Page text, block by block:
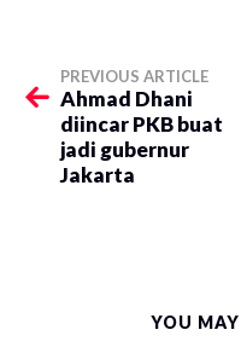
PREVIOUS ARTICLE
Ahmad Dhani
diincar PKB buat
jadi gubernur
Jakarta
YOU